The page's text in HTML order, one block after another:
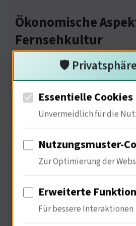
Ökonomische
Fernsehkultur
Indem wir die
berücksichtigen. 90%
Werbeeinnahmen
🛡️
Essentielle Cookies
Unvermeidlich für die
Nutzungsmuster-
Zur Optimierung der
Erweiterte
Für bessere Interaktionen